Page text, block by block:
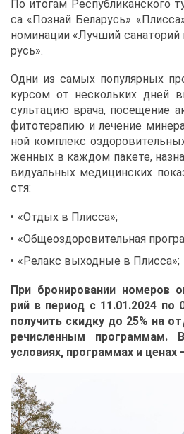
По ито­гам Рес­пуб­ли­кан­ско­го
са «По­знай Бе­ла­русь»
но­ми­на­ции «Луч­ший са­на­то­рий
русь».
Од­ни из са­мых по­пу­ляр­ных
кур­сом от несколь­ких дней
суль­та­цию вра­ча, по­се­ще­ние
фи­то­те­ра­пию и ле­че­ние
ной ком­плекс
жен­ных в каж­дом па­ке­те,
ви­ду­аль­ных ме­ди­цин­ских
стя:
«От­дых в Плис­са»;
«Об­щеоздо­ро­ви­тель­ная
«Ре­лакс вы­ход­ные в Плис­са»;
При бро­ни­ро­ва­нии но­ме­ров
рий в пе­ри­од с 11.01.2024 по
по­лу­чить скид­ку до 25% на
ре­чис­лен­ным про­грам­мам.
усло­ви­ях, про­грам­мах и це­нах